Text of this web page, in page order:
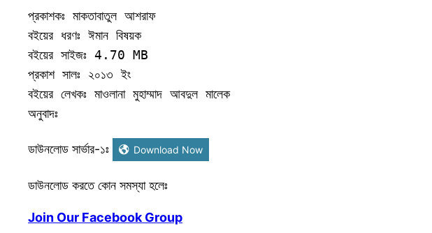
প্রকাশকঃ মাকতাবাতুল আশরাফ
বইয়ের ধরণঃ ঈমান বিষয়ক
বইয়ের সাইজঃ 4.70 MB
প্রকাশ সালঃ ২০১৩ ইং
বইয়ের লেখকঃ মাওলানা মুহাম্মাদ আবদুল মালেক
অনুবাদঃ
ডাউনলোড সার্ভার-১ঃ Download Now
ডাউনলোড করতে কোন সমস্যা হলেঃ
Join Our Facebook Group